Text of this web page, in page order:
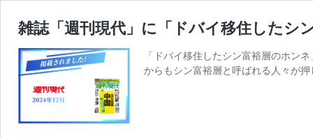
雑誌「週刊現代」に「ドバイ移住したシ
「ドバイ移住したシン富裕層のホン
からもシン富裕層と呼ばれる人々が